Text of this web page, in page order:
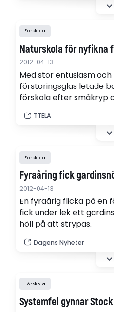
Förskola
Naturskola för nyfikna
2012-04-13
Med stor entusiasm
förstoringsglas letade
förskola efter småkryp
som pågår.
TTELA
Förskola
Fyraåring fick
2012-04-13
En fyraårig flicka på en
fick under lek ett
höll på att strypas.
Dagens Nyheter
Förskola
Systemfel gynnar